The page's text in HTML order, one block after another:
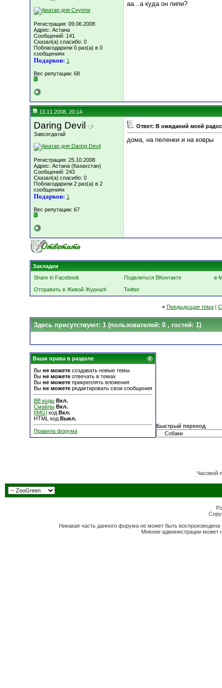
Регистрация: 09.06.2008
Адрес: Астана
Сообщений: 141
Сказал(а) спасибо: 0
Поблагодарили 0 раз(а) в 0
сообщениях
Подарков: 1
Вес репутации: 68
аа...а куда он пипи?
13.11.2008, 20:14
Daring Devil
Завсегдатай
Регистрация: 25.10.2008
Адрес: Астана (Казахстан)
Сообщений: 243
Сказал(а) спасибо: 0
Поблагодарили 2 раз(а) в 2
сообщениях
Подарков: 1
Вес репутации: 67
Ответ: В ожиданий моей
дома, на пеленки и на ковры
Закладки
Share in Facebook
Поделиться ВКонтакте
в
Отправить в Живой Журнал!
Twitter
« Предыдущая тема|
Здесь присутствуют: 1 (пользователей: 0 , гостей: 1)
Ваши права в разделе
Вы не можете создавать новые темы
Вы не можете отвечать в темах
Вы не можете прикреплять вложения
Вы не можете редактировать свои сообщения
BB коды Вкл.
Смайлы Вкл.
[IMG] код Вкл.
HTML код Выкл.
Правила форума
Быстрый переход
Часовой
Никакая часть данного форума не может быть
Мнение администрации может